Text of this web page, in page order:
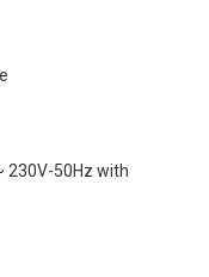
230V-50Hz with